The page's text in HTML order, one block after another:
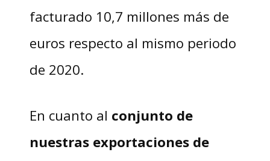
facturado 10,7 millones más de
euros respecto al mismo periodo
de 2020.
En cuanto al conjunto de
nuestras exportaciones de